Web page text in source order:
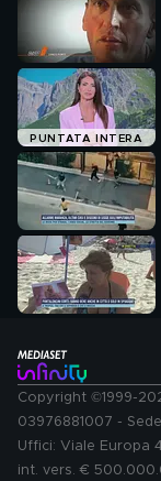
PUNTATA INTERA
Copyright ©1999-
03976881007 -
Uffici: Viale Europa
int. vers. €